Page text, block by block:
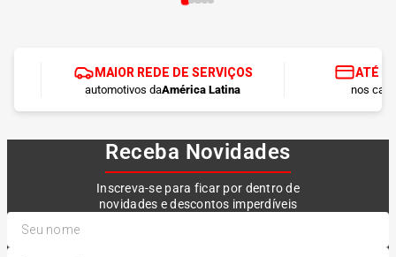
MAIOR REDE DE SERVIÇOS
automotivos daAmérica Latina
ATÉ
nos
Receba Novidades
Inscreva-se para ficar por dentro de
novidades e descontos imperdíveis